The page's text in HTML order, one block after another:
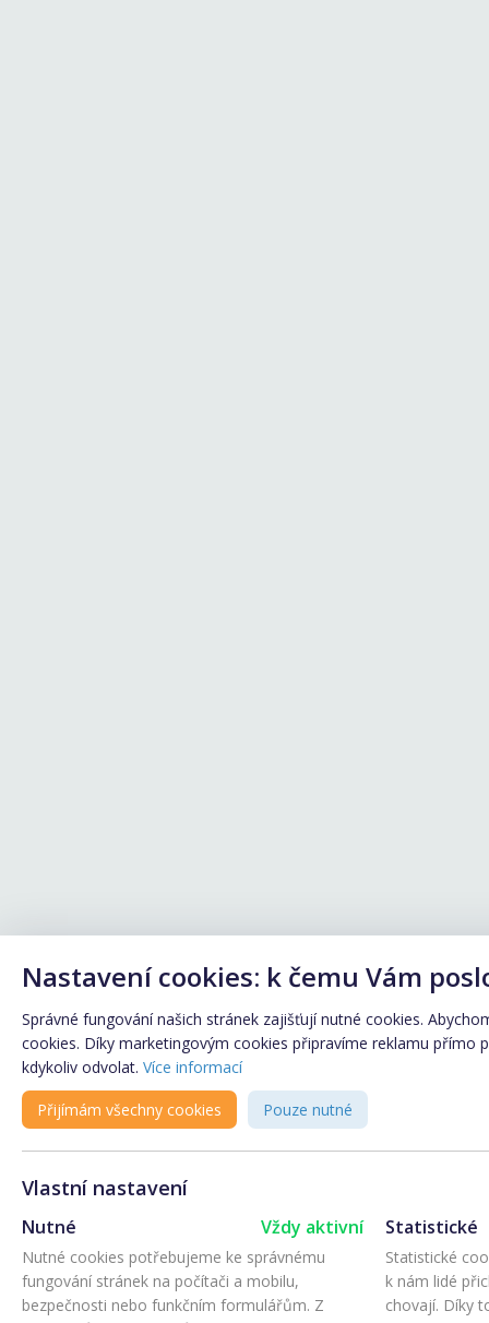
Nastavení cookies: k čemu Vám
Správné fungování našich stránek zajišťují nutné cookies.
cookies. Díky marketingovým cookies připravíme reklamu přímo
kdykoliv odvolat. Více informací
Přijímám všechny cookies Pouze nutné
Vlastní nastavení
Nutné Vždy aktivní
Nutné cookies potřebujeme ke správnému
fungování stránek na počítači a mobilu,
bezpečnosti nebo funkčním formulářům. Z
Statistické
Statistické
k nám lidé
chovají. Díky